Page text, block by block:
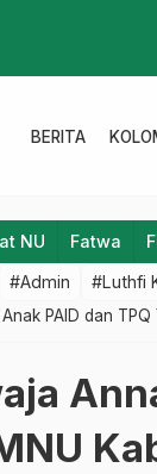
BERITA
NU Fatwa
#Admin #Luthfi
PAID dan TPQ